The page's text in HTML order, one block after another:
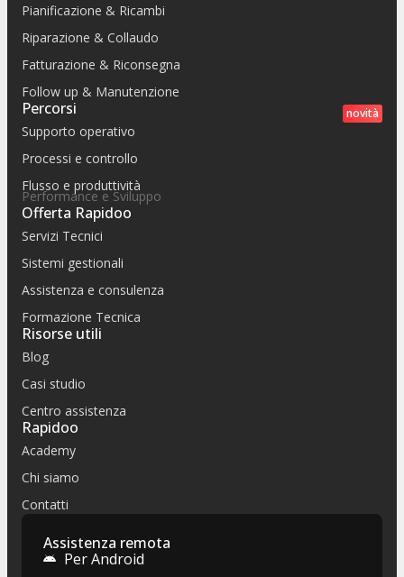
Pianificazione & Ricambi
Riparazione & Collaudo
Fatturazione & Riconsegna
Follow up & Manutenzione
novità
Percorsi
Supporto operativo
Processi e controllo
Flusso e produttività
Performance e Sviluppo
Offerta Rapidoo
Servizi Tecnici
Sistemi gestionali
Assistenza e consulenza
Formazione Tecnica
Risorse utili
Blog
Casi studio
Centro assistenza
Rapidoo
Academy
Chi siamo
Contatti
Assistenza remota
Per Android